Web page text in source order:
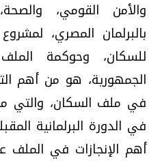
والأمن القومي،
بالبرلمان المصري،
للسكان، وحوكمة
الجمهورية، هو من أهم
في ملف السكان، والتي
في الدورة البرلمانية
أهم الإنجازات في الملف